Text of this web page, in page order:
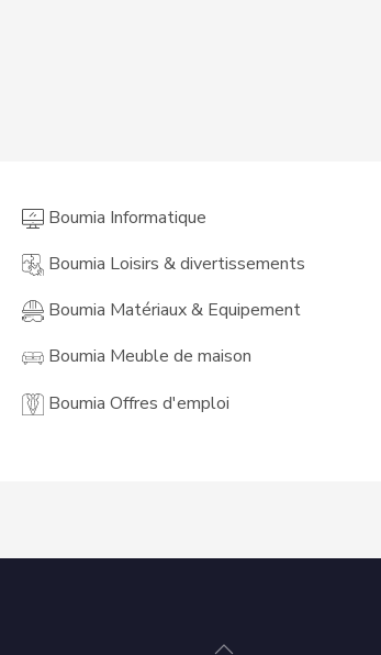
Boumia Informatique
Boumia Loisirs & divertissements
Boumia Matériaux & Equipement
Boumia Meuble de maison
Boumia Offres d'emploi